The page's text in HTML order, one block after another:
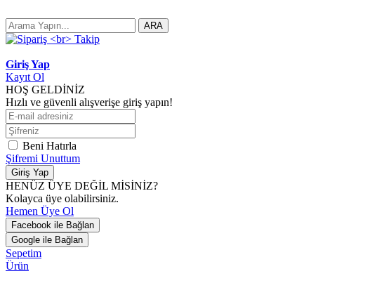
ARA
Giriş Yap
Kayıt Ol
HOŞ GELDİNİZ
Hızlı ve güvenli alışverişe giriş yapın!
Beni Hatırla
Şifremi Unuttum
Giriş Yap
HENÜZ ÜYE DEĞİL MİSİNİZ?
Kolayca üye olabilirsiniz.
Hemen Üye Ol
Facebook ile Bağlan
Google ile Bağlan
Sepetim
Ürün